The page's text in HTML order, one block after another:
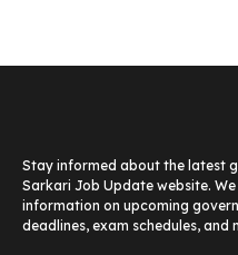
Stay informed about the latest
Sarkari Job Update website.
information on upcoming
deadlines, exam schedules, and